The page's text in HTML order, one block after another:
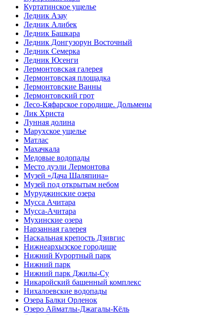
Куртатинское ущелье
Ледник Азау
Ледник Алибек
Ледник Башкара
Ледник Донгузорун Восточный
Ледник Семерка
Ледник Юсенги
Лермонтовская галерея
Лермонтовская площадка
Лермонтовские Ванны
Лермонтовский грот
Лесо-Кяфарское городище. Дольмены
Лик Христа
Лунная долина
Марухское ущелье
Матлас
Махачкала
Медовые водопады
Место дуэли Лермонтова
Музей «Дача Шаляпина»
Музей под открытым небом
Муруджинские озера
Мусса Ачитара
Мусса-Ачитара
Мухинские озера
Нарзанная галерея
Наскальная крепость Дзивгис
Нижнеархызское городище
Нижний Курортный парк
Нижний парк
Нижний парк Джилы-Су
Никаройский башенный комплекс
Нихалоевские водопады
Озера Балки Орленок
Озеро Айматлы-Джагалы-Кёль